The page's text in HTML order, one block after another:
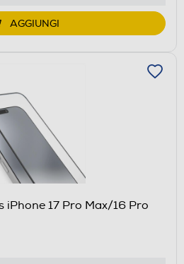
AGGIUNGI
iPhone 17 Pro Max/16 Pro